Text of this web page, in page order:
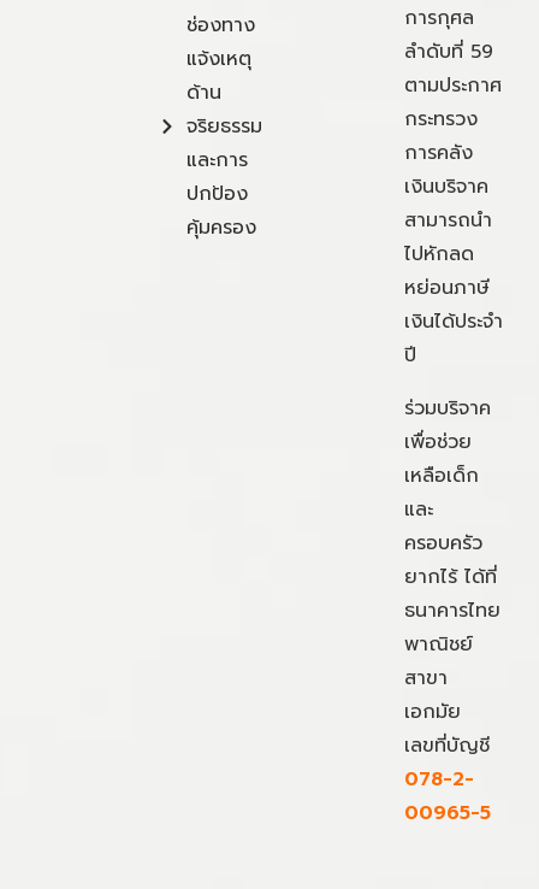
ช่องทาง
แจ้งเหตุ
ด้าน
จริยธรรม
และการ
ปกป้อง
คุ้มครอง
การกุศล
ลำดับที่ 59
ตามประกาศ
กระทรวง
การคลัง
เงินบริจาค
สามารถนำ
ไปหักลด
หย่อนภาษี
เงินได้ประจำ
ปี
ร่วมบริจาค
เพื่อช่วย
เหลือเด็ก
และ
ครอบครัว
ยากไร้ ได้ที่
ธนาคารไทย
พาณิชย์
สาขา
เอกมัย
เลขที่บัญชี
078-2-
00965-5